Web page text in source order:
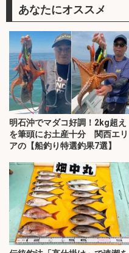
あなたにオススメ
明石沖でマダコ好調！2kg超え
を筆頭にお土産十分 関西エリ
アの【船釣り特選釣果7選】